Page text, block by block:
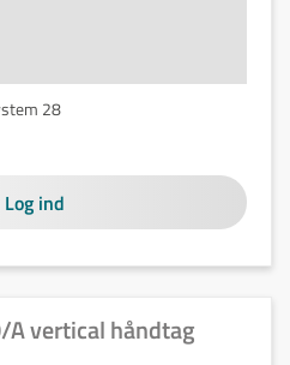
28
Log ind
vertical håndtag